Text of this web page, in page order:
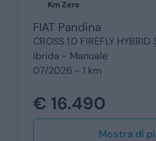
Km Zero
FIAT Pandina
CROSS 1.0 FIREFLY
Ibrida - Manuale
07/2026 - 1 km
€ 16.490
Mostra di